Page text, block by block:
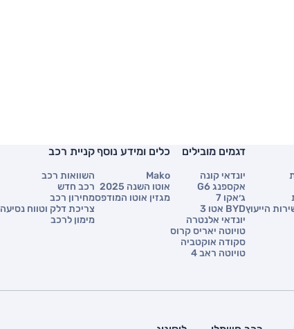
הייעוץ
דגמים מובילים
יונדאי קונה
אקספנג G6
ג׳אקו 7
BYD אטו 3
יונדאי אלנטרה
טויוטה יאריס קרוס
סקודה אוקטביה
טויוטה ראב 4
כלים ומידע נוסף
Mako
אוטו השנה 2025
מגזין אוטו המודפס
קניית רכב
השוואות רכב
רכב חדש
מחירון רכב
צריכת דלק וטווח נסיעה
מימון לרכב